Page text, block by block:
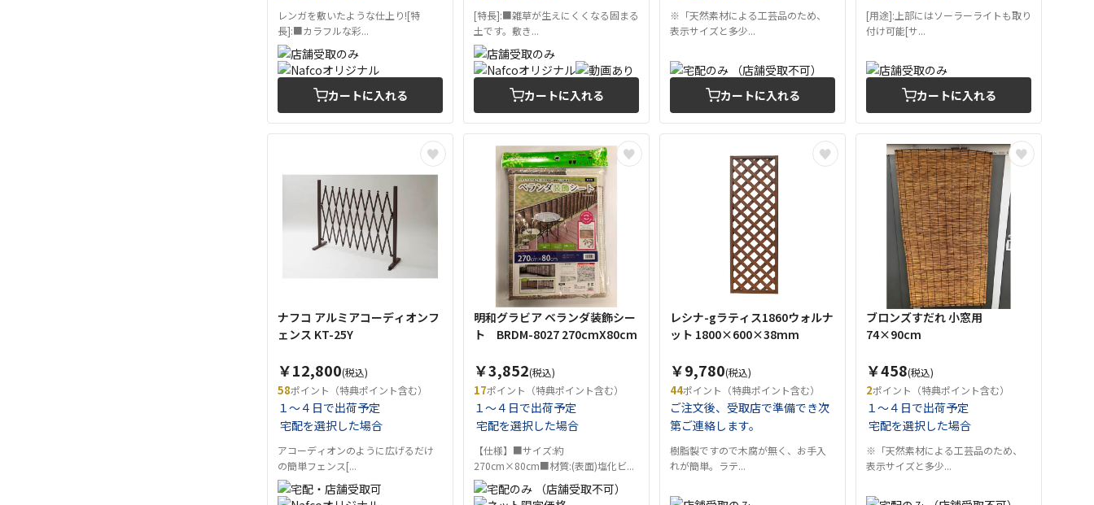
レンガを敷いたような仕上り![特
長]:■カラフルな彩...
カートに入れる
[特長]:■雑草が生えにくくなる固まる
土です。敷き...
カートに入れる
※「天然素材による工芸品のため、
表示サイズと多少...
カートに入れる
[用途]:上部にはソーラーライトも取り
付け可能[サ...
カートに入れる
ナフコ アルミアコーディオンフ
ェンス KT-25Y
￥12,800(税込)
58ポイント（特典ポイント含む）
１～４日で出荷予定
宅配を選択した場合
アコーディオンのように広げるだけ
の簡単フェンス[...
明和グラビア ベランダ装飾シー
ト BRDM-8027 270cmX80cm
￥3,852(税込)
17ポイント（特典ポイント含む）
１～４日で出荷予定
宅配を選択した場合
【仕様】■サイズ:約
270cm×80cm■材質:(表面)塩化ビ...
レシナ-gラティス1860ウォルナ
ット 1800×600×38mm
￥9,780(税込)
44ポイント（特典ポイント含む）
ご注文後、受取店で準備でき次
第ご連絡します。
樹脂製ですので木腐が無く、お手入
れが簡単。ラテ...
ブロンズすだれ 小窓用
74×90cm
￥458(税込)
2ポイント（特典ポイント含む）
１～４日で出荷予定
宅配を選択した場合
※「天然素材による工芸品のため、
表示サイズと多少...